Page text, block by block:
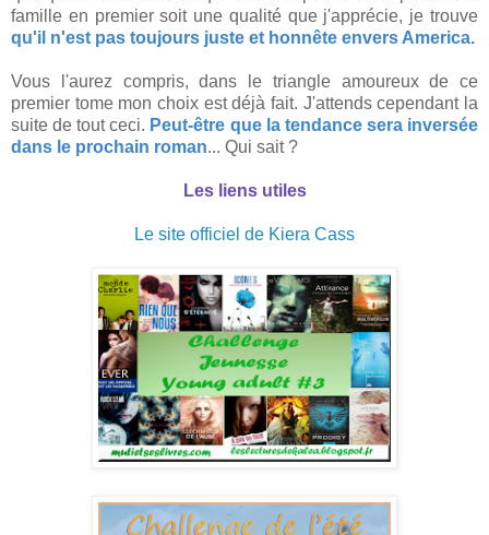
famille en premier soit une qualité que j'apprécie, je trouve
qu'il n'est pas toujours juste et honnête envers America.
Vous l'aurez compris, dans le triangle amoureux de ce
premier tome mon choix est déjà fait. J'attends cependant la
suite de tout ceci. Peut-être que la tendance sera inversée
dans le prochain roman... Qui sait ?
Les liens utiles
Le site officiel de Kiera Cass